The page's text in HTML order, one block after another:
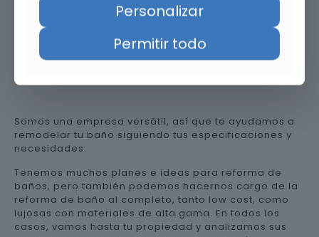
Precio de reformar el baño en
Granada
Somos una empresa versátil, así que te ayudamos a
remodelar tu baño siguiendo tus especificaciones y
necesidades.
Tenemos muchos planes e ideas para reforma de
baños, pero también podemos hacernos cargo de la
reforma de baño al completo, tanto low cost, como
lujosas con materiales de alta gama. En todos los
casos, vamos hasta tu propiedad y analizamos sus
Personalizar
Permitir todo